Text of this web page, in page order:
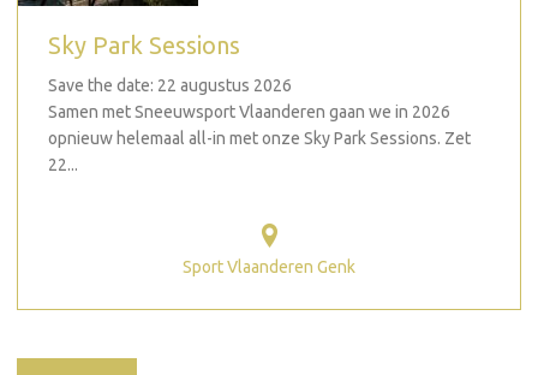
Sky Park Sessions
Save the date: 22 augustus 2026
Samen met Sneeuwsport Vlaanderen gaan we in 2026
opnieuw helemaal all-in met onze Sky Park Sessions. Zet
22...
Sport Vlaanderen Genk